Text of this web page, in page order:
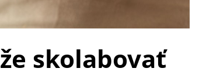
skolabovať